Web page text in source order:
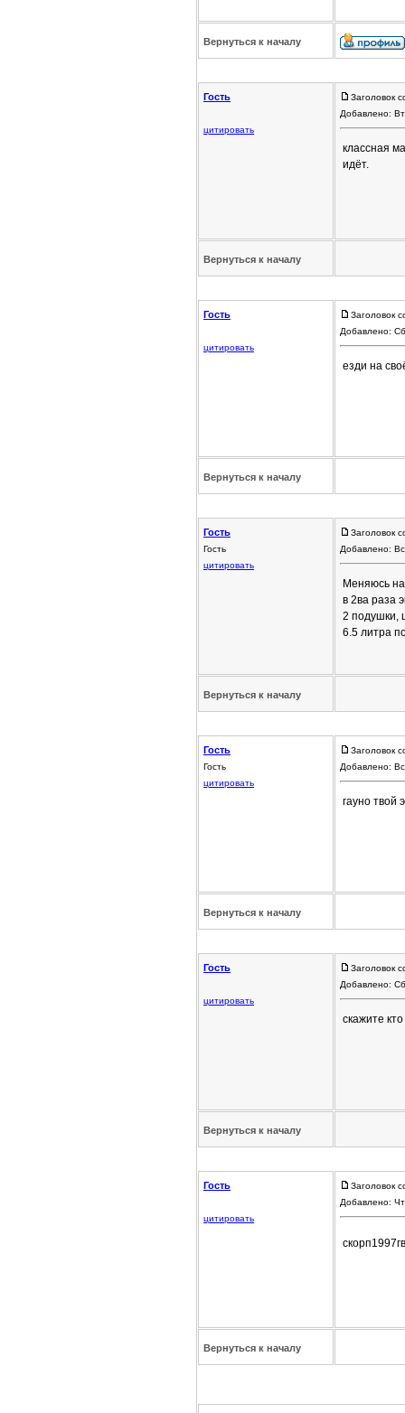
Вернуться к началу
Гость
цитировать
Заголовок
Добавлено:
классная
идёт.
Вернуться к началу
Гость
цитировать
Заголовок
Добавлено:
езди на
Вернуться к началу
Гость
Гость
цитировать
Заголовок
Добавлено:
Меняюсь
в 2ва раза
2 подушки,
6.5 литра
Вернуться к началу
Гость
Гость
цитировать
Заголовок
Добавлено:
гауно твой
Вернуться к началу
Гость
цитировать
Заголовок
Добавлено:
скажите
Вернуться к началу
Гость
цитировать
Заголовок
Добавлено:
Вернуться к началу